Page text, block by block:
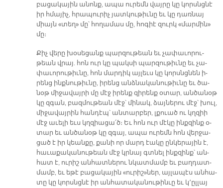
բա­ցա­կա­յին ա­նոնք, ա­պա ու­րեմն վայ­րը կը կորսնց­նէ
իր հմա­յիչ, հրա­պու­րիչ յատ­կու­թիւ­նը եւ կը դառ­նայ
միայն «տեղ» մը՝ հո­ղա­մաս մը, հո­գիէ զուրկ «մար­մին»
մը։
Քիչ վե­րը խօ­սե­ցանք պար­զու­թեան եւ չա­փա­ւո­րու­
թեան վրայ. հոն ուր կը պակ­սի պար­զու­թիւ­նը եւ չա­
փա­ւո­րու­թիւ­նը, հոն մար­դիկ այ­լեւս կը կորսնց­նեն ի­
րենց ինք­նու­թիւ­նը, ի­րենց անձ­նա­կա­նու­թիւ­նը եւ ծա­
նօթ մի­ջա­վայ­րի մը մէջ ի­րենք զի­րենք օ­տար, ան­ծա­նօթ
կը զգան, բազ­մու­թեան մէջ՝ մի­նակ, ձայ­նե­րու մէջ՝ խուլ,
մի­ջա­վայ­րին հան­դէպ՝ ան­տար­բեր, լքուած ու կղզիի
մէջ ա­ւե­լի եւս կղզիա­ցա՛ծ։ Եւ հոն ուր մէ­կը ինք­զինք օ­
տար եւ ան­ծա­նօթ կը զգայ, ա­պա ու­րեմն հոն վեր­ջա­
ցած է իր կեան­քը, քա­նի որ մարդ էա­կը ըն­կե­րա­յին է,
հա­ւա­քա­կա­նու­թեան մէջ կրնայ գտնել ինք­զինք՝ ան­
հատ է, ու­րիշ ան­հատ­նե­րու նկատ­մամբ եւ բաղ­դատ­
մամբ, եւ ե­թէ բա­ցա­կա­յին «ու­րիշ»ներ, այ­լա­պէս ան­հա­
տը կը կորսնց­նէ իր ան­հա­տա­կա­նու­թին­ւը եւ կ՚ըլ­լայ